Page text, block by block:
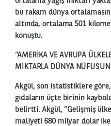
bu rakam dünya
altında, ortalama 501
konuştu.
“AMERİKA VE AVRUPA
MİKTARLA DÜNYA
Akgül, son istatistiklere
gıdaların üçte birinin
belirtti. Akgül, “Gelişmiş
maliyeti 680 milyar dolar